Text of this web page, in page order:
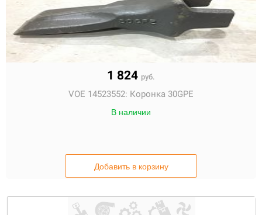
1 824 руб.
VOE 14523552: Коронка 30GPE
В наличии
Добавить в корзину